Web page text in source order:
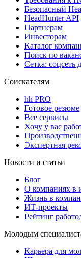
Безопасный
HeadHunter API
Партнерам
Инвесторам
Каталог
Поиск по
Сетка: соцсеть
Соискателям
hh PRO
Готовое резюме
Все сервисы
Хочу у вас
Экспертная
Новости и статьи
Блог
О компаниях в
Жизнь в
ИТ-проекты
Рейтинг
Молодым
Карьера для